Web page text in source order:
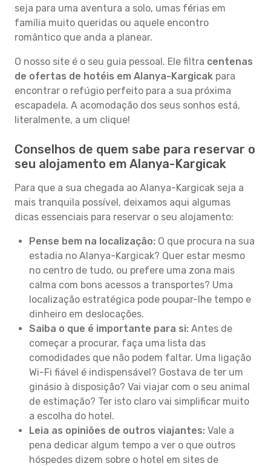
seja para uma aventura a solo, umas férias em
família muito queridas ou aquele encontro
romântico que anda a planear.
O nosso site é o seu guia pessoal. Ele filtra centenas
de ofertas de hotéis em Alanya-Kargicak para
encontrar o refúgio perfeito para a sua próxima
escapadela. A acomodação dos seus sonhos está,
literalmente, a um clique!
Conselhos de quem sabe para reservar o
seu alojamento em Alanya-Kargicak
Para que a sua chegada ao Alanya-Kargicak seja a
mais tranquila possível, deixamos aqui algumas
dicas essenciais para reservar o seu alojamento:
Pense bem na localização: O que procura na sua
estadia no Alanya-Kargicak? Quer estar mesmo
no centro de tudo, ou prefere uma zona mais
calma com bons acessos a transportes? Uma
localização estratégica pode poupar-lhe tempo e
dinheiro em deslocações.
Saiba o que é importante para si: Antes de
começar a procurar, faça uma lista das
comodidades que não podem faltar. Uma ligação
Wi-Fi fiável é indispensável? Gostava de ter um
ginásio à disposição? Vai viajar com o seu animal
de estimação? Ter isto claro vai simplificar muito
a escolha do hotel.
Leia as opiniões de outros viajantes: Vale a
pena dedicar algum tempo a ver o que outros
hóspedes dizem sobre o hotel em sites de